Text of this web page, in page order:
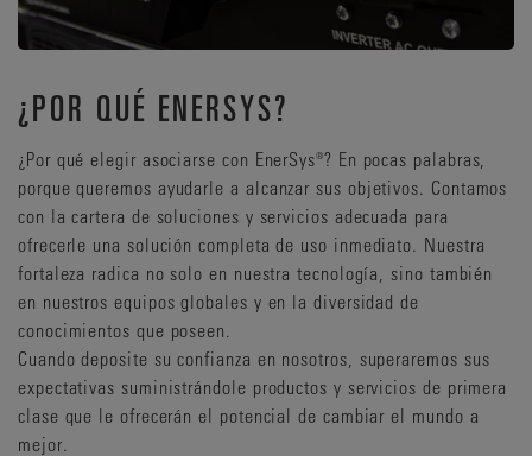
¿POR QUÉ ENERSYS?
¿Por qué elegir asociarse con EnerSys®? En pocas palabras,
porque queremos ayudarle a alcanzar sus objetivos. Contamos
con la cartera de soluciones y servicios adecuada para
ofrecerle una solución completa de uso inmediato. Nuestra
fortaleza radica no solo en nuestra tecnología, sino también
en nuestros equipos globales y en la diversidad de
conocimientos que poseen.
Cuando deposite su confianza en nosotros, superaremos sus
expectativas suministrándole productos y servicios de primera
clase que le ofrecerán el potencial de cambiar el mundo a
mejor.